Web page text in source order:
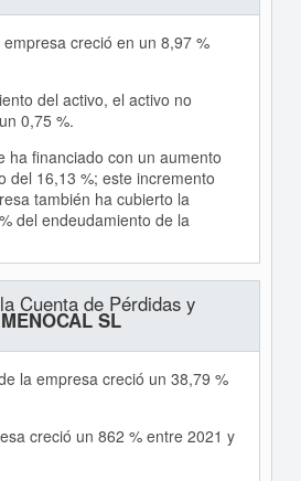
creció en un 8,97 %
del activo, el activo no
0,75 %.
ha financiado con un aumento
del 16,13 %; este incremento
también ha cubierto la
del endeudamiento de la
Cuenta de Pérdidas y
SL
la empresa creció un 38,79 %
creció un 862 % entre 2021 y